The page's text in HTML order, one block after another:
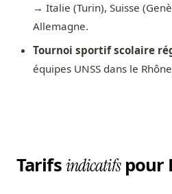
→ Italie (Turin), Suisse
Allemagne.
Tournoi sportif scolaire
équipes UNSS dans le
Tarifsindicatifspour